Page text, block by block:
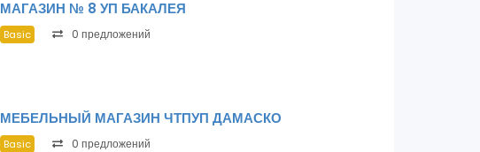
МАГАЗИН № 8 УП БАКАЛЕЯ
Basic 0 предложений
МЕБЕЛЬНЫЙ МАГАЗИН ЧТПУП ДАМАСКО
Basic 0 предложений